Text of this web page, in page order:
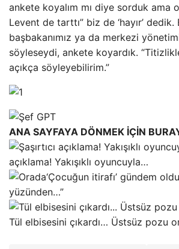
ankete koyalım mı diye sorduk ama
Levent de tarttı” biz de ‘hayır’
başbakanımız ya da merkezi
söyleseydi, ankete koyardık.
açıkça söyleyebilirim.”
ANA SAYFAYA DÖNMEK İÇİN
açıklama! Yakışıklı oyuncuyla…
‘Çocuğun itirafı’ gündem
yüzünden…”
Tül elbisesini çıkardı… Üstsüz pozu